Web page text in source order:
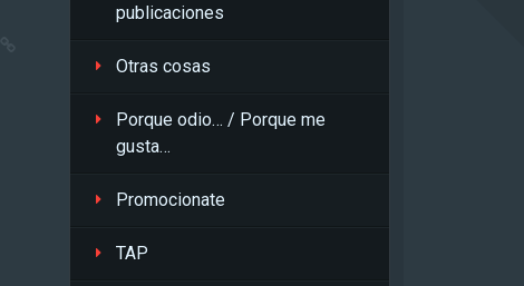
publicaciones
Otras cosas
Porque odio… / Porque me
gusta…
Promocionate
TAP